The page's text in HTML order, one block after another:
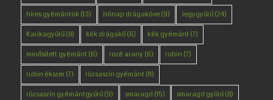
híres gyémántok(13) hónap drágaköve(9) Jegygyűrű(24)
Karikagyűrű(8) kék drágakő(6) kék gyémánt (7)
minősített gyémánt (6) rozé arany (6) rubin (7)
rubin ékszer(7) rózsaszín gyémánt (11)
rózsaszín gyémántgyűrű(9) smaragd (15) smaragd gyűrű(8)